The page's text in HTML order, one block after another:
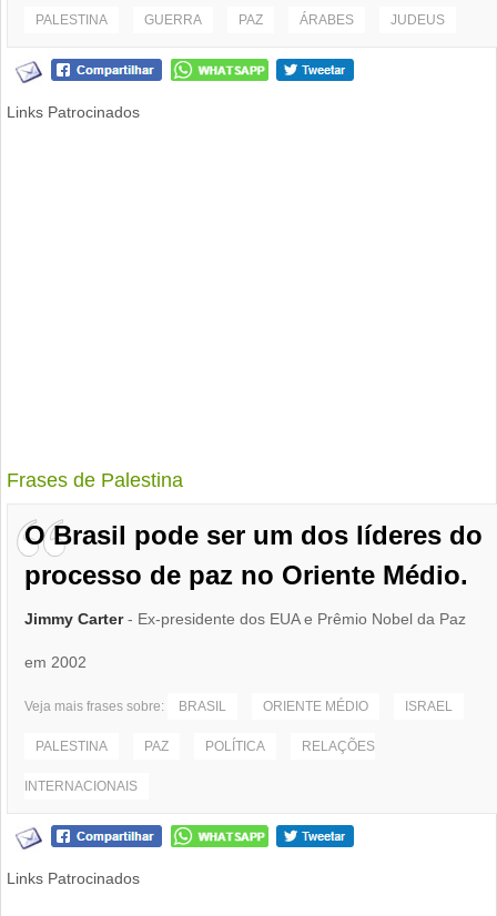
PALESTINA GUERRA PAZ ÁRABES JUDEUS
Links Patrocinados
Frases de Palestina
O Brasil pode ser um dos líderes do
processo de paz no Oriente Médio.
Jimmy Carter- Ex-presidente dos EUA e Prêmio Nobel da Paz
em 2002
Veja mais frases sobre: BRASIL ORIENTE MÉDIO ISRAEL
PALESTINA PAZ POLÍTICA RELAÇÕES
INTERNACIONAIS
Links Patrocinados